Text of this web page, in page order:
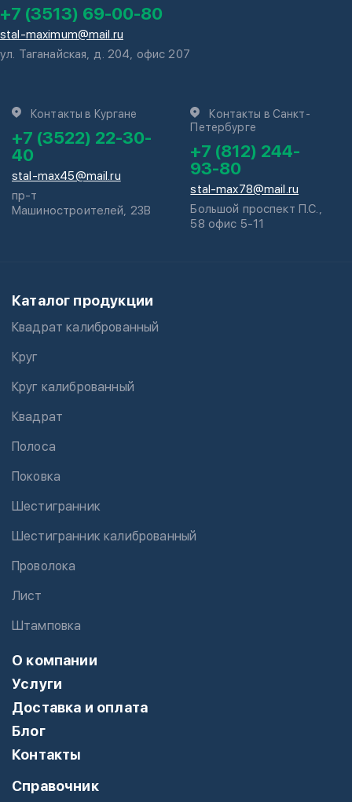
+7 (3513) 69-00-80
stal-maximum@mail.ru
ул. Таганайская, д. 204, офис 207
Контакты в Кургане
+7 (3522) 22-30-
40
stal-max45@mail.ru
пр-т
Машиностроителей, 23В
Контакты в Санкт-
Петербурге
+7 (812) 244-
93-80
stal-max78@mail.ru
Большой проспект П.С.,
58 офис 5-11
Каталог продукции
Квадрат калиброванный
Круг
Круг калиброванный
Квадрат
Полоса
Поковка
Шестигранник
Шестигранник калиброванный
Проволока
Лист
Штамповка
О компании
Услуги
Доставка и оплата
Блог
Контакты
Справочник